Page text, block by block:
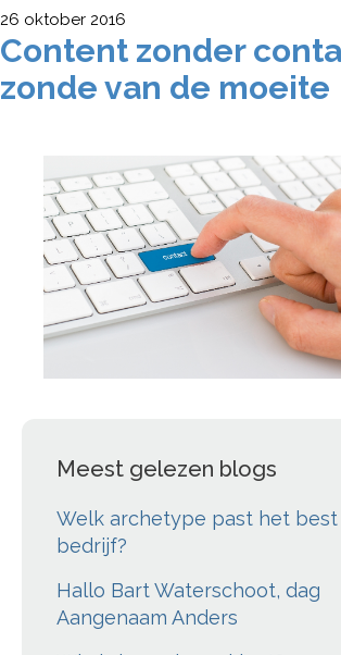
26 oktober 2016
Content zonder
zonde van de moeite
Meest gelezen blogs
Welk archetype past het
bedrijf?
Hallo Bart Waterschoot, dag
Aangenaam Anders